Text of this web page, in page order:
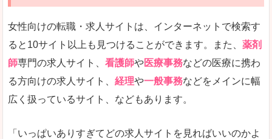
女性向けの転職・求人サイトは、インターネットで検索す
ると10サイト以上も見つけることができます。また、 薬剤
師専門の求人サイト、 看護師や医療事務などの医療に携わ
る方向けの求人サイト、 経理や一般事務などをメインに幅
広く扱っているサイト、などもあります。
「いっぱいありすぎてどの求人サイトを見ればいいのかよ